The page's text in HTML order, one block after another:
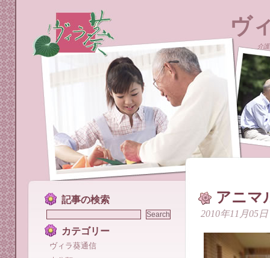
ヴ
介
アニマ
2010年11月05日
記事の検索
カテゴリー
ヴィラ葵通信